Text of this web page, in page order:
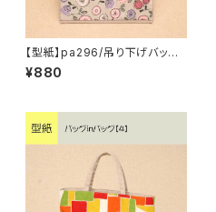
【型紙】pa296/吊り下げバッグ
インポケット
¥880